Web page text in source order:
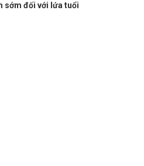
sớm đối với lứa tuổi